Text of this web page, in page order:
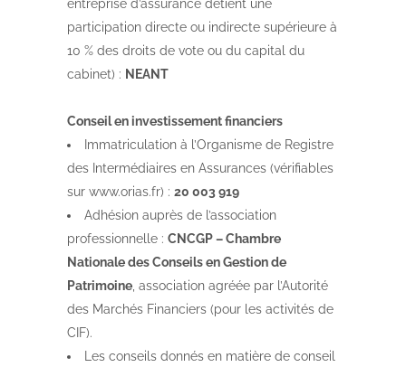
entreprise d’assurance détient une
participation directe ou indirecte supérieure à
10 % des droits de vote ou du capital du
cabinet) : NEANT
Conseil en investissement financiers
Immatriculation à l’Organisme de Registre
des Intermédiaires en Assurances (vérifiables
sur www.orias.fr) : 20 003 919
Adhésion auprès de l’association
professionnelle : CNCGP – Chambre
Nationale des Conseils en Gestion de
Patrimoine , association agréée par l’Autorité
des Marchés Financiers (pour les activités de
CIF).
Les conseils donnés en matière de conseil